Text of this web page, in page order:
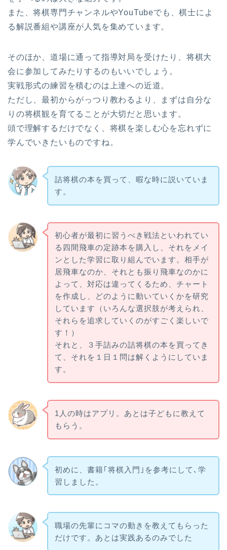
また、将棋専門チャンネルやYouTubeでも、棋士によ
る解説番組や講座が人気を集めています。
そのほか、道場に通って指導対局を受けたり、将棋大
会に参加してみたりするのもいいでしょう。
実戦形式の練習を積むのは上達への近道。
ただし、最初からがっつり教わるより、まずは自分な
りの将棋観を育てることが大切だと思います。
頭で理解するだけでなく、将棋を楽しむ心を忘れずに
学んでいきたいものですね。
詰将棋の本を買って、暇な時に説いていま
す。
初心者が最初に習うべき戦法といわれてい
る四間飛車の定跡本を購入し、それをメイ
ンとした学習に取り組んでいます。相手が
居飛車なのか、それとも振り飛車なのかに
よって、対応は違ってくるため、チャート
を作成し、どのように動いていくかを研究
しています（いろんな選択肢が考えられ、
それらを追求していくのがすごく楽しいで
す！）
それと、３手詰みの詰将棋の本を買ってき
て、それを１日１問は解くようにしていま
す。
1人の時はアプリ。あとは子どもに教えて
もらう。
初めに、書籍｢将棋入門｣を参考にして､学
習しました。
職場の先輩にコマの動きを教えてもらった
だけです。あとは実践あるのみでした